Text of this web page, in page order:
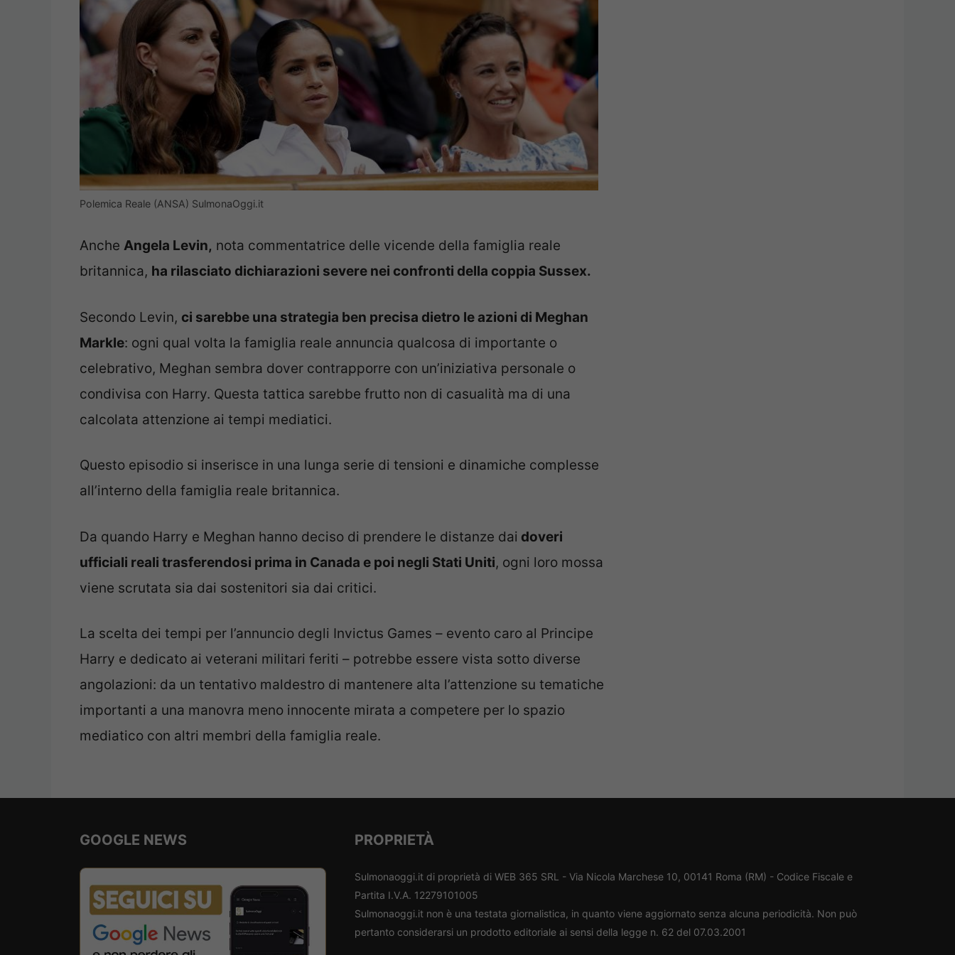
Polemica Reale (ANSA) SulmonaOggi.it
Anche Angela Levin, nota commentatrice delle vicende della famiglia reale
britannica, ha rilasciato dichiarazioni severe nei confronti della coppia Sussex.
Secondo Levin, ci sarebbe una strategia ben precisa dietro le azioni di Meghan
Markle: ogni qual volta la famiglia reale annuncia qualcosa di importante o
celebrativo, Meghan sembra dover contrapporre con un’iniziativa personale o
condivisa con Harry. Questa tattica sarebbe frutto non di casualità ma di una
calcolata attenzione ai tempi mediatici.
Questo episodio si inserisce in una lunga serie di tensioni e dinamiche complesse
all’interno della famiglia reale britannica.
Da quando Harry e Meghan hanno deciso di prendere le distanze dai doveri
ufficiali reali trasferendosi prima in Canada e poi negli Stati Uniti, ogni loro mossa
viene scrutata sia dai sostenitori sia dai critici.
La scelta dei tempi per l’annuncio degli Invictus Games – evento caro al Principe
Harry e dedicato ai veterani militari feriti – potrebbe essere vista sotto diverse
angolazioni: da un tentativo maldestro di mantenere alta l’attenzione su tematiche
importanti a una manovra meno innocente mirata a competere per lo spazio
mediatico con altri membri della famiglia reale.
GOOGLE NEWS PROPRIETÀ
Sulmonaoggi.it di proprietà di WEB 365 SRL - Via Nicola Marchese 10, 00141 Roma (RM) - Codice Fiscale e
Partita I.V.A. 12279101005
Sulmonaoggi.it non è una testata giornalistica, in quanto viene aggiornato senza alcuna periodicità. Non può
pertanto considerarsi un prodotto editoriale ai sensi della legge n. 62 del 07.03.2001